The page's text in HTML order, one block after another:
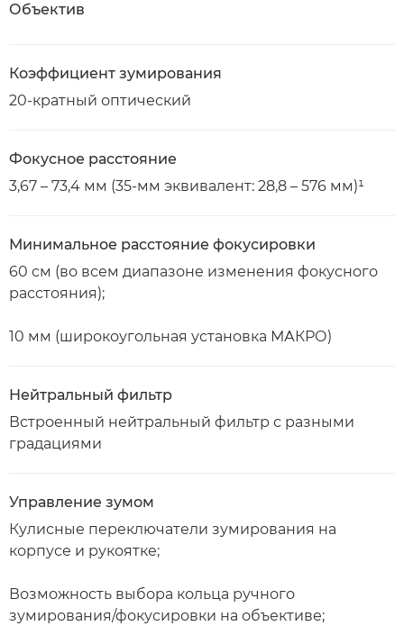
Объектив
Коэффициент зумирования
20-кратный оптический
Фокусное расстояние
3,67 – 73,4 мм (35-мм эквивалент: 28,8 – 576 мм)¹
Минимальное расстояние фокусировки
60 см (во всем диапазоне изменения фокусного
расстояния);
10 мм (широкоугольная установка МАКРО)
Нейтральный фильтр
Встроенный нейтральный фильтр с разными
градациями
Управление зумом
Кулисные переключатели зумирования на
корпусе и рукоятке;
Возможность выбора кольца ручного
зумирования/фокусировки на объективе;